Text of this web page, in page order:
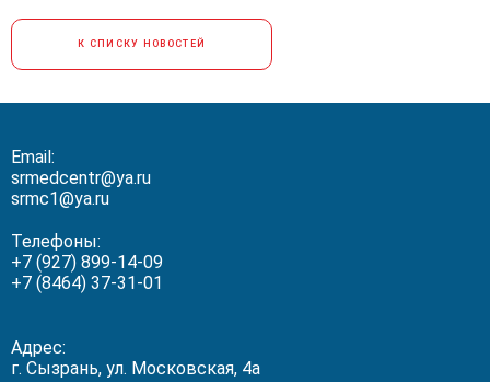
К СПИСКУ НОВОСТЕЙ
Email:
srmedcentr@ya.ru
srmc1@ya.ru
Телефоны:
+7 (927) 899-14-09
+7 (8464) 37-31-01
Адрес:
г. Сызрань, ул. Московская, 4а